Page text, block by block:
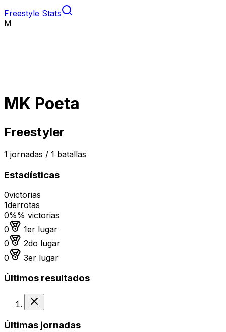
Freestyle Stats
M
MK Poeta
Freestyler
1 jornadas / 1 batallas
Estadísticas
0victorias
1derrotas
0%% victorias
0
Medalla de oro
1er lugar
0
Medalla de plata
2do lugar
0
Medalla de bronce
3er lugar
Últimos resultados
Últimas jornadas